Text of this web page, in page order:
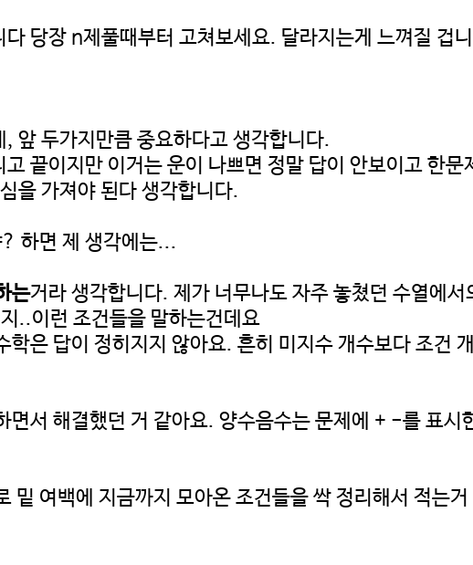
당장 n제풀때부터 고쳐보세요. 달라지는게 느껴질 겁
앞 두가지만큼 중요하다고 생각합니다.
끝이지만 이거는 운이 나쁘면 정말 답이 안보이고 한
을 가져야 된다 생각합니다.
하면 제 생각에는...
는거라 생각합니다. 제가 너무나도 자주 놓쳤던 수열에
..이런 조건들을 말하는건데요
학은 답이 정히지지 않아요. 흔히 미지수 개수보다 조건
면서 해결했던 거 같아요. 양수음수는 문제에 + -를 표
밑 여백에 지금까지 모아온 조건들을 싹 정리해서 적는